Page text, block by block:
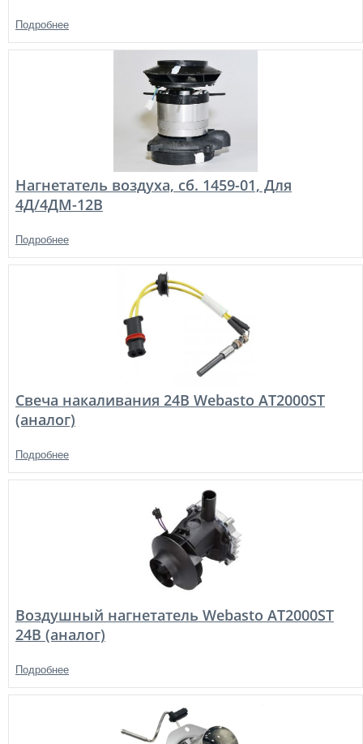
Подробнее
Нагнетатель воздуха, сб. 1459-01, Для
4Д/4ДМ-12В
Подробнее
Свеча накаливания 24В Webasto AT2000ST
(аналог)
Подробнее
Воздушный нагнетатель Webasto AT2000ST
24В (аналог)
Подробнее